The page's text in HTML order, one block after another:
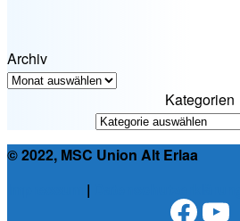
Archiv
Kategorien
© 2022, MSC Union Alt Erlaa
|